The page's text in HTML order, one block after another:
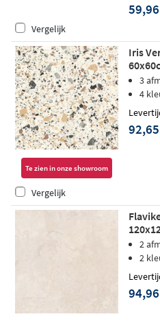
Vergelijk
Te zien in onze showroom
Iris
3
4
Vergelijk
2
2